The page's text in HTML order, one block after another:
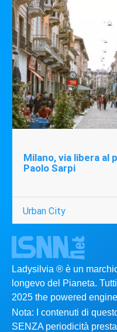
Milano, via libera al
Paolo Sarpi
Urban City
Ladysilvia ® è un
longevo del Pianeta.
2025 the powered
Nota: I contenuti di
SENZA periodicità